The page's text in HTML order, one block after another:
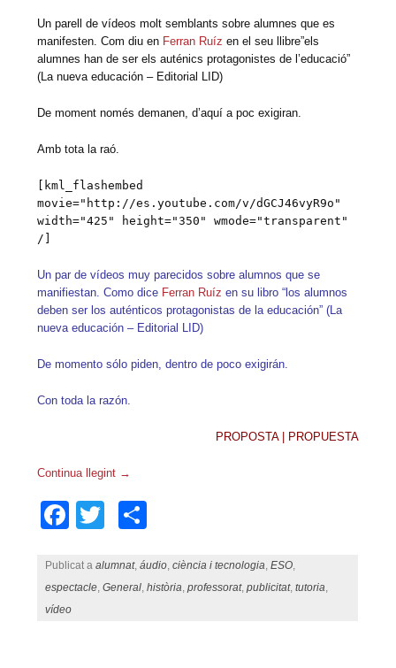
Un parell de vídeos molt semblants sobre alumnes que es
manifesten. Com diu en Ferran Ruíz en el seu llibre”els
alumnes han de ser els auténics protagonistes de l’educació”
(La nueva educación – Editorial LID)
De moment només demanen, d’aquí a poc exigiran.
Amb tota la raó.
[kml_flashembed
movie="http://es.youtube.com/v/dGCJ46vyR9o"
width="425" height="350" wmode="transparent"
/]
Un par de vídeos muy parecidos sobre alumnos que se
manifiestan. Como dice Ferran Ruíz en su libro “los alumnos
deben ser los auténticos protagonistas de la educación” (La
nueva educación – Editorial LID)
De momento sólo piden, dentro de poco exigirán.
Con toda la razón.
PROPOSTA | PROPUESTA
Continua llegint →
Facebook
Twitter
Publicat aalumnat,áudio ,ciència i tecnologia ,ESO
espectacle ,General ,història ,professorat,publicitat,tutoria
vídeo